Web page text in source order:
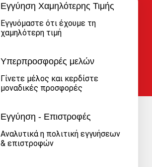
Εγγύηση Χαμηλότερης Τιμής
Εγγυόμαστε ότι έχουμε τη
χαμηλότερη τιμή
Υπερπροσφορές μελών
Γίνετε μέλος και κερδίστε
μοναδικές προσφορές
Εγγύηση - Επιστροφές
Αναλυτικά η πολιτική εγγυήσεων
& επιστροφών